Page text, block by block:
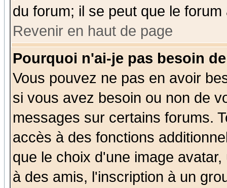
du forum; il se peut que le
Revenir en haut de page
Pourquoi n'ai-je pas besoin
Vous pouvez ne pas en avoir
si vous avez besoin ou non de
messages sur certains forums.
accès à des fonctions
que le choix d'une image
à des amis, l'inscription à un